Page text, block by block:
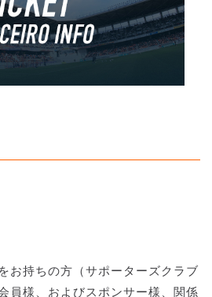
お持ちの方（サポーターズクラブ
員様、およびスポンサー様、関係